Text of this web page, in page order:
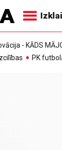
- KĀDS
PK